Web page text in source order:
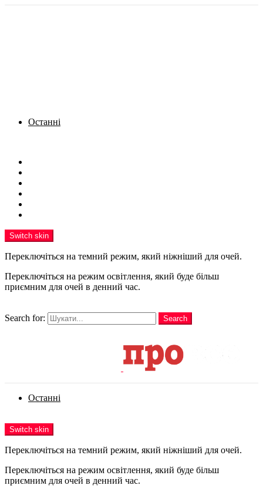
Останні
Switch skin
Переключіться на темний режим, який ніжніший для очей.
Переключіться на режим освітлення, який буде більш
приємним для очей в денний час.
Search for:
Search
Останні
Switch skin
Переключіться на темний режим, який ніжніший для очей.
Переключіться на режим освітлення, який буде більш
приємним для очей в денний час.